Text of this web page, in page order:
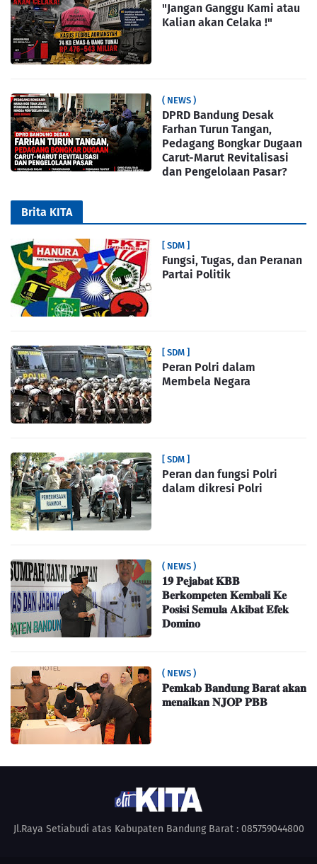
"Jangan Ganggu Kami atau
Kalian akan Celaka !"
( NEWS )
DPRD Bandung Desak
Farhan Turun Tangan,
Pedagang Bongkar Dugaan
Carut-Marut Revitalisasi
dan Pengelolaan Pasar?
Brita KITA
[ SDM ]
Fungsi, Tugas, dan Peranan
Partai Politik
[ SDM ]
Peran Polri dalam
Membela Negara
[ SDM ]
Peran dan fungsi Polri
dalam dikresi Polri
( NEWS )
𝟏𝟗 𝐏𝐞𝐣𝐚𝐛𝐚𝐭 𝐊𝐁𝐁
𝐁𝐞𝐫𝐤𝐨𝐦𝐩𝐞𝐭𝐞𝐧 𝐊𝐞𝐦𝐛𝐚𝐥𝐢 𝐊𝐞
𝐏𝐨𝐬𝐢𝐬𝐢 𝐒𝐞𝐦𝐮𝐥𝐚 𝐀𝐤𝐢𝐛𝐚𝐭 𝐄𝐟𝐞𝐤
𝐃𝐨𝐦𝐢𝐧𝐨
( NEWS )
𝐏𝐞𝐦𝐤𝐚𝐛 𝐁𝐚𝐧𝐝𝐮𝐧𝐠 𝐁𝐚𝐫𝐚𝐭 𝐚𝐤𝐚𝐧
𝐦𝐞𝐧𝐚𝐢𝐤𝐚𝐧 𝐍𝐉𝐎𝐏 𝐏𝐁𝐁
Jl.Raya Setiabudi atas Kabupaten Bandung Barat : 085759044800